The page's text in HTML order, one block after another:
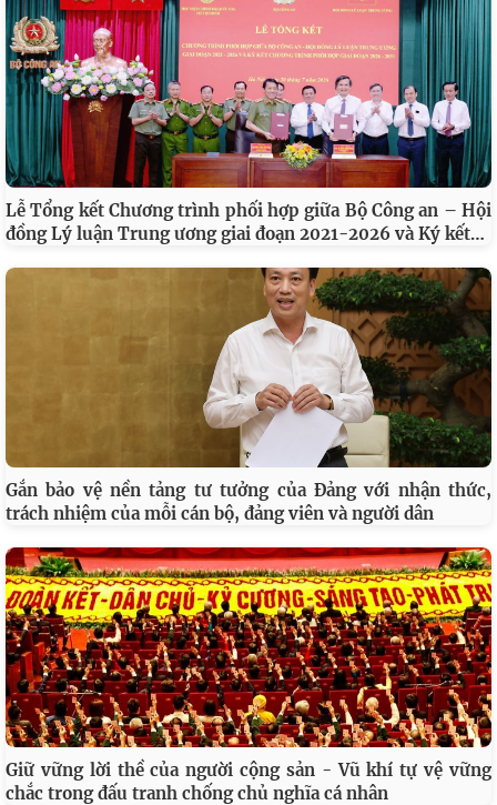
Lễ Tổng kết Chương trình phối hợp giữa Bộ Công an – Hội
đồng Lý luận Trung ương giai đoạn 2021-2026 và Ký kết…
Gắn bảo vệ nền tảng tư tưởng của Đảng với nhận thức,
trách nhiệm của mỗi cán bộ, đảng viên và người dân
Giữ vững lời thề của người cộng sản - Vũ khí tự vệ vững
chắc trong đấu tranh chống chủ nghĩa cá nhân